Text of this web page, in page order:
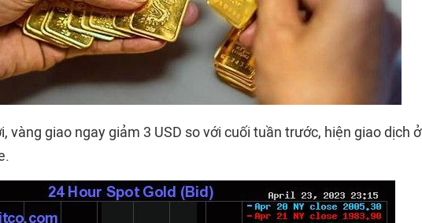
vàng giao ngay giảm 3 USD so với cuối tuần trước, hiện giao dịch ở